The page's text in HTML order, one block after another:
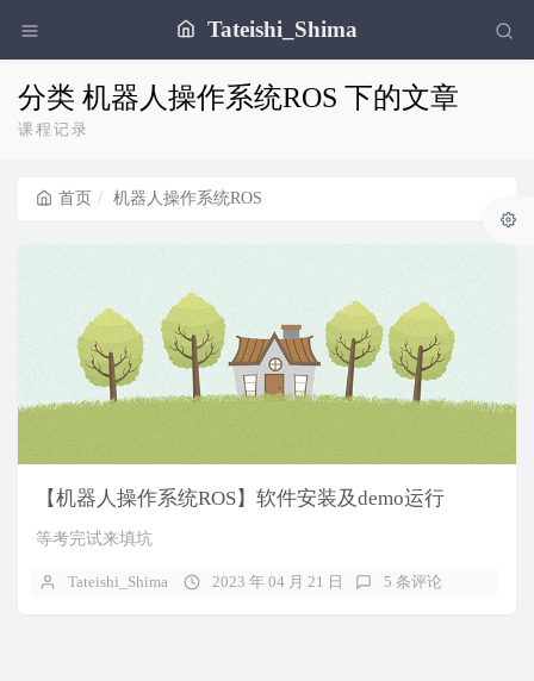
Tateishi_Shima
分类 机器人操作系统ROS 下的文章
课程记录
首页 机器人操作系统ROS
【机器人操作系统ROS】软件安装及demo运行
等考完试来填坑
Tateishi_Shima 2023 年 04 月 21 日 5 条评论